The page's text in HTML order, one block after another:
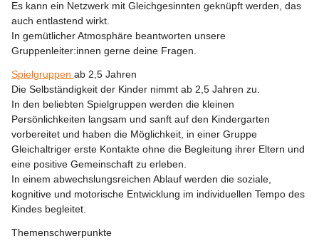
Es kann ein Netzwerk mit Gleichgesinnten geknüpft werden, das
auch entlastend wirkt.
In gemütlicher Atmosphäre beantworten unsere
Gruppenleiter:innen gerne deine Fragen.
Spielgruppen ab 2,5 Jahren
Die Selbständigkeit der Kinder nimmt ab 2,5 Jahren zu.
In den beliebten Spielgruppen werden die kleinen
Persönlichkeiten langsam und sanft auf den Kindergarten
vorbereitet und haben die Möglichkeit, in einer Gruppe
Gleichaltriger erste Kontakte ohne die Begleitung ihrer Eltern und
eine positive Gemeinschaft zu erleben.
In einem abwechslungsreichen Ablauf werden die soziale,
kognitive und motorische Entwicklung im individuellen Tempo des
Kindes begleitet.
Themenschwerpunkte